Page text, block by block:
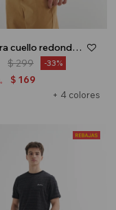
Remera cuello redondo - Gris
+ 4 colores
$299 33
$ 169